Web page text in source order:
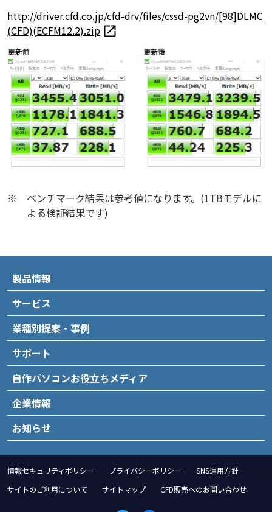
http://driver.cfd.co.jp/cfd-drv/files/cssd-pg2vn/[98]DLMC
(CFD)(ECFM12.2).zip
※
ベンチマーク結果は参考値になります。(1TBモデルに
よる検証結果です)
製品情報
サービス
業種別提案・事例
サポート
自作パソコンお役立ちメディア
企業情報
お知らせ
情報セキュリティポリシー プライバシーポリシー
SNS運用方針
サイトのご利用について
サイトマップ CFD販売へのお問い合わせ